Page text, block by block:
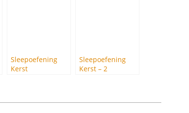
Sleepoefening
Kerst
Sleepoefening
Kerst – 2